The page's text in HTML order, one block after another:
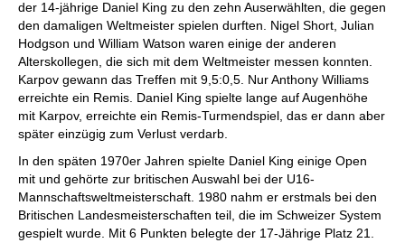
der 14-jährige Daniel King zu den zehn Auserwählten, die gegen
den damaligen Weltmeister spielen durften. Nigel Short, Julian
Hodgson und William Watson waren einige der anderen
Alterskollegen, die sich mit dem Weltmeister messen konnten.
Karpov gewann das Treffen mit 9,5:0,5. Nur Anthony Williams
erreichte ein Remis. Daniel King spielte lange auf Augenhöhe
mit Karpov, erreichte ein Remis-Turmendspiel, das er dann aber
später einzügig zum Verlust verdarb.
In den späten 1970er Jahren spielte Daniel King einige Open
mit und gehörte zur britischen Auswahl bei der U16-
Mannschaftsweltmeisterschaft. 1980 nahm er erstmals bei den
Britischen Landesmeisterschaften teil, die im Schweizer System
gespielt wurde. Mit 6 Punkten belegte der 17-Jährige Platz 21.